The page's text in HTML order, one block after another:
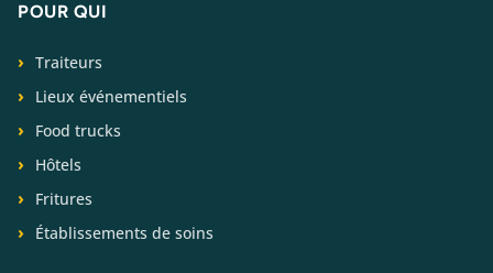
POUR QUI
Traiteurs
Lieux événementiels
Food trucks
Hôtels
Fritures
Établissements de soins